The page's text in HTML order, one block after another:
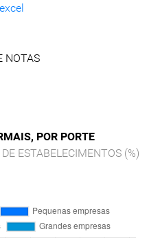
NOTAS
POR PORTE
ESTABELECIMENTOS (%)